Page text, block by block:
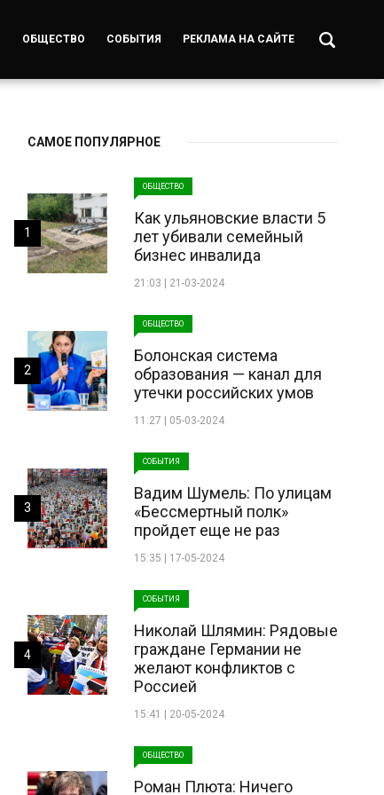
ОБЩЕСТВО СОБЫТИЯ РЕКЛАМА НА САЙТЕ
САМОЕ ПОПУЛЯРНОЕ
ОБЩЕСТВО
Как ульяновские власти 5
лет убивали семейный
бизнес инвалида
21:03 | 21-03-2024
1
ОБЩЕСТВО
Болонская система
образования — канал для
утечки российских умов
11:27 | 05-03-2024
2
СОБЫТИЯ
Вадим Шумель: По улицам
«Бессмертный полк»
пройдет еще не раз
15:35 | 17-05-2024
3
СОБЫТИЯ
Николай Шлямин: Рядовые
граждане Германии не
желают конфликтов с
Россией
15:41 | 20-05-2024
4
ОБЩЕСТВО
Роман Плюта: Ничего